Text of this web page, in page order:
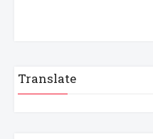
Translate